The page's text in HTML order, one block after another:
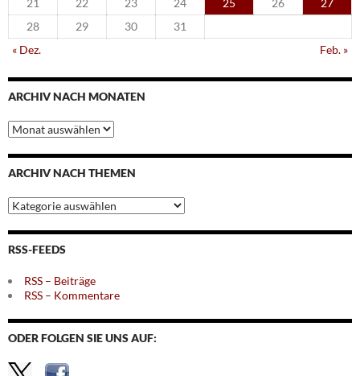
21 22 23 24 25 26
27
28
29 30
31
« Dez.
Feb. »
ARCHIV NACH MONATEN
Archiv
nach
Monaten
ARCHIV NACH THEMEN
Archiv
nach
Themen
RSS-FEEDS
RSS – Beiträge
RSS – Kommentare
ODER FOLGEN SIE UNS AUF: